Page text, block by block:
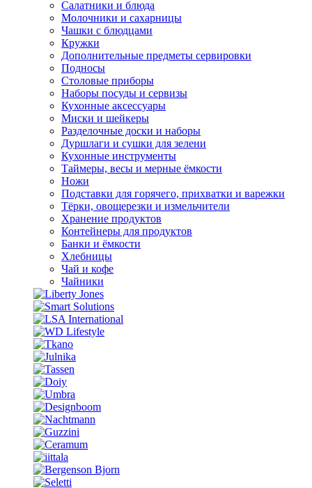
Салатники и блюда
Молочники и сахарницы
Чашки с блюдцами
Кружки
Дополнительные предметы сервировки
Подносы
Столовые приборы
Наборы посуды и сервизы
Кухонные аксессуары
Миски и шейкеры
Разделочные доски и наборы
Дуршлаги и сушки для зелени
Кухонные инструменты
Таймеры, весы и мерные ёмкости
Ножи
Подставки для горячего, прихватки и варежки
Тёрки, овощерезки и измельчители
Хранение продуктов
Контейнеры для продуктов
Банки и ёмкости
Хлебницы
Чай и кофе
Чайники